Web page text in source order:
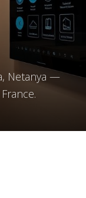
Netanya —